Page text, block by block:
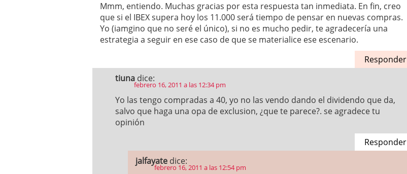
Mmm, entiendo. Muchas gracias por esta respuesta tan inmediata. En fin, creo
que si el IBEX supera hoy los 11.000 será tiempo de pensar en nuevas compras.
Yo (iamgino que no seré el único), si no es mucho pedir, te agradecería una
estrategia a seguir en ese caso de que se materialice ese escenario.
Responder
tiuna dice:
febrero 16, 2011 a las 12:34 pm
Yo las tengo compradas a 40, yo no las vendo dando el dividendo que da,
salvo que haga una opa de exclusion, ¿que te parece?. se agradece tu
opinión
Responder
jalfayate dice:
febrero 16, 2011 a las 12:54 pm